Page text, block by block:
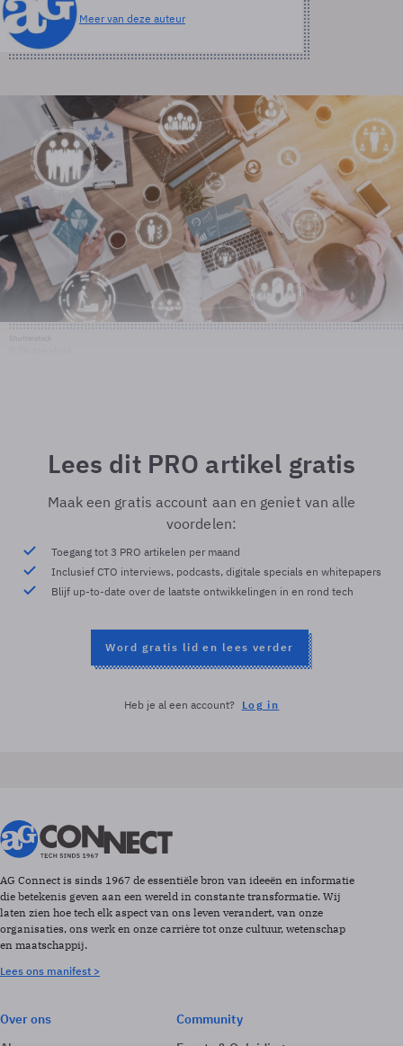
Meer van deze auteur
Lees dit PRO artikel gratis
Maak een gratis account aan en geniet van alle
voordelen:
Toegang tot 3 PRO artikelen per maand
Inclusief CTO interviews, podcasts, digitale specials en whitepapers
Blijf up-to-date over de laatste ontwikkelingen in en rond tech
Word gratis lid en lees verder
Heb je al een account? Log in
AG Connect is sinds 1967 de essentiële bron van ideeën en informatie
die betekenis geven aan een wereld in constante transformatie. Wij
laten zien hoe tech elk aspect van ons leven verandert, van onze
organisaties, ons werk en onze carrière tot onze cultuur, wetenschap
en maatschappij.
Lees ons manifest >
Over ons
Community